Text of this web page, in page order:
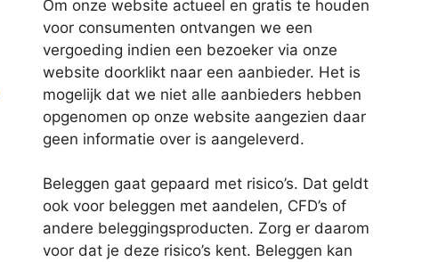
Om onze website actueel en gratis te houden
voor consumenten ontvangen we een
vergoeding indien een bezoeker via onze
website doorklikt naar een aanbieder. Het is
mogelijk dat we niet alle aanbieders hebben
opgenomen op onze website aangezien daar
geen informatie over is aangeleverd.
Beleggen gaat gepaard met risico’s. Dat geldt
ook voor beleggen met aandelen, CFD’s of
andere beleggingsproducten. Zorg er daarom
voor dat je deze risico’s kent. Beleggen kan